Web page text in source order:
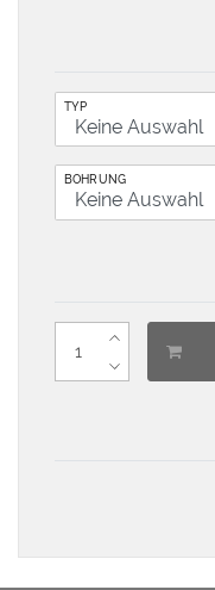
TYP
BOHRUNG